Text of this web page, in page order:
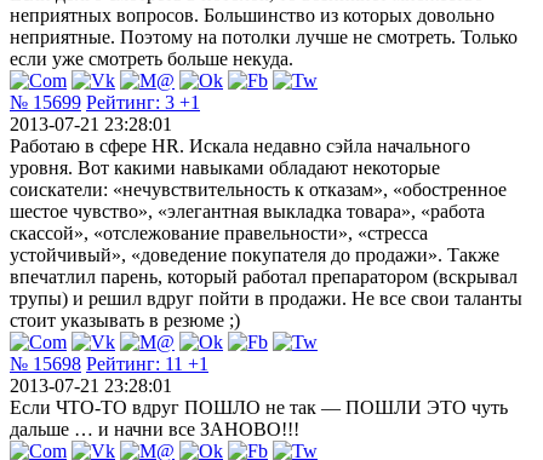
неприятных вопросов. Большинство из которых довольно
неприятные. Поэтому на потолки лучше не смотреть. Только
если уже смотреть больше некуда.
№ 15699 Рейтинг: 3 +1
2013-07-21 23:28:01
Работаю в сфере HR. Искала недавно сэйла начального
уровня. Вот какими навыками обладают некоторые
соискатели: «нечувствительность к отказам», «обостренное
шестое чувство», «элегантная выкладка товара», «работа
скассой», «отслежование правельности», «стресса
устойчивый», «доведение покупателя до продажи». Также
впечатлил парень, который работал препаратором (вскрывал
трупы) и решил вдруг пойти в продажи. Не все свои таланты
стоит указывать в резюме ;)
№ 15698 Рейтинг: 11 +1
2013-07-21 23:28:01
Если ЧТО-ТО вдруг ПОШЛО не так — ПОШЛИ ЭТО чуть
дальше … и начни все ЗАНОВО!!!